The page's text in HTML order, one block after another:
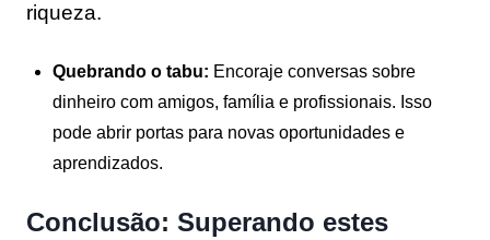
riqueza.
Quebrando o tabu: Encoraje conversas sobre
dinheiro com amigos, família e profissionais. Isso
pode abrir portas para novas oportunidades e
aprendizados.
Conclusão: Superando estes